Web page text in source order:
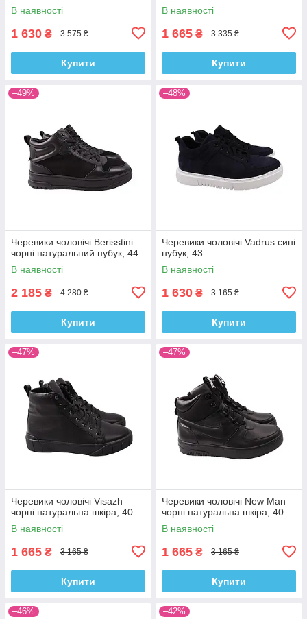
В наявності
1 630 ₴ 3 575 ₴
Купити
В наявності
1 665 ₴ 3 335 ₴
Купити
–49%
Черевики чоловічі Berisstini
чорні натуральний нубук, 44
В наявності
2 185 ₴ 4 280 ₴
Купити
–48%
Черевики чоловічі Vadrus сині
нубук, 43
В наявності
1 630 ₴ 3 165 ₴
Купити
–47%
Черевики чоловічі Visazh
чорні натуральна шкіра, 40
В наявності
1 665 ₴ 3 165 ₴
Купити
–47%
Черевики чоловічі New Man
чорні натуральна шкіра, 40
В наявності
1 665 ₴ 3 165 ₴
Купити
–46% –42%